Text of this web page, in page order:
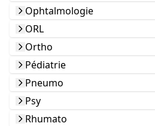
Ophtalmologie
ORL
Ortho
Pédiatrie
Pneumo
Psy
Rhumato